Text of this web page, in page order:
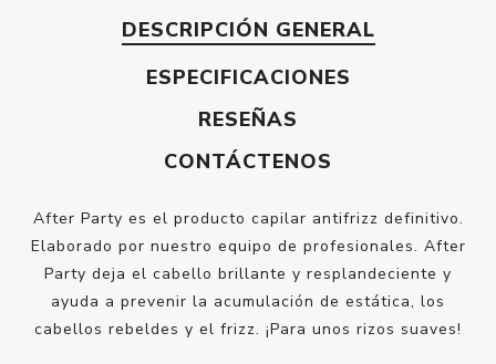
DESCRIPCIÓN GENERAL
ESPECIFICACIONES
RESEÑAS
CONTÁCTENOS
After Party es el producto capilar antifrizz definitivo.
Elaborado por nuestro equipo de profesionales. After
Party deja el cabello brillante y resplandeciente y
ayuda a prevenir la acumulación de estática, los
cabellos rebeldes y el frizz. ¡Para unos rizos suaves!